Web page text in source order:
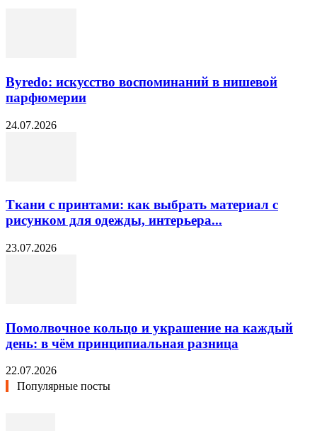
Byredo: искусство воспоминаний в нишевой
парфюмерии
24.07.2026
Ткани с принтами: как выбрать материал с
рисунком для одежды, интерьера...
23.07.2026
Помолвочное кольцо и украшение на каждый
день: в чём принципиальная разница
22.07.2026
Популярные посты